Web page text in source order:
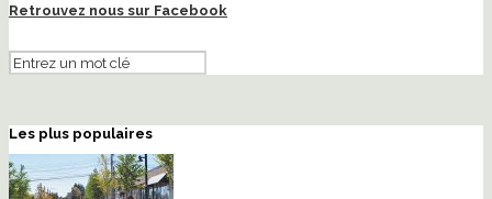
Retrouvez nous sur Facebook
Les plus populaires